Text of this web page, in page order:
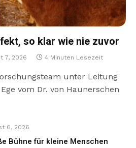
so klar wie nie zuvor
7, 2026 4 Minuten Lesezeit
unter Leitung
vom Dr. von Haunerschen
6, 2026
Bühne für kleine Menschen